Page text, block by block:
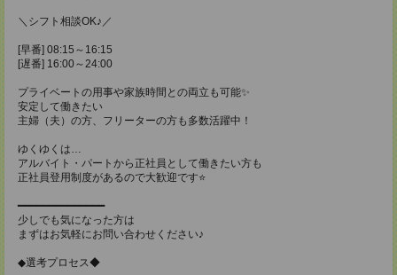
＼シフト相談OK♪／
[早番] 08:15～16:15
[遅番] 16:00～24:00
プライベートの用事や家族時間との両立も可能✨
安定して働きたい
主婦（夫）の方、フリーターの方も多数活躍中！
ゆくゆくは…
アルバイト・パートから正社員として働きたい方も
正社員登用制度があるので大歓迎です⭐
━━━━━━━━━━━━━━
少しでも気になった方は
まずはお気軽にお問い合わせください♪
◆選考プロセス◆